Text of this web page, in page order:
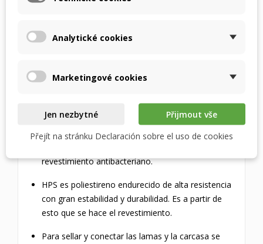
maximizar la eficiencia de la transferencia de calor
La carcasa del intercambiador es extra rígida, lo
MATERIALES UTILIZADOS
Las aletas del intercambiador están hechas de
revestimiento antibacteriano.
HPS es poliestireno endurecido de alta resistencia
con gran estabilidad y durabilidad. Es a partir de
esto que se hace el revestimiento.
Para sellar y conectar las lamas y la carcasa se
Analytické cookies
Marketingové cookies
Jen nezbytné
Přijmout vše
Přejít na stránku Declaración sobre el uso de cookies